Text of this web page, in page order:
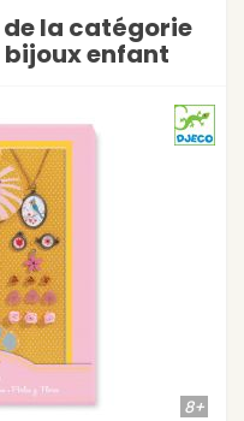
la catégorie
bijoux enfant